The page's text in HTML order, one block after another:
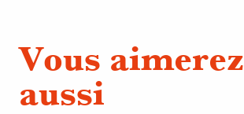
Vous aimerez
aussi